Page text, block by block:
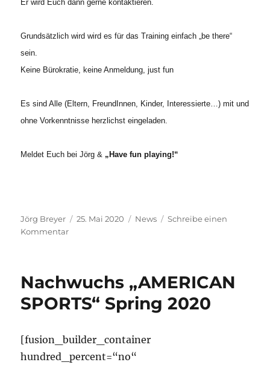
Er wird Euch dann gerne kontaktieren.
Grundsätzlich wird wird es für das Training einfach „be there“
sein.
Keine Bürokratie, keine Anmeldung, just fun
Es sind Alle (Eltern, FreundInnen, Kinder, Interessierte…) mit und
ohne Vorkenntnisse herzlichst eingeladen.
Meldet Euch bei Jörg & „Have fun playing!“
Autor
Jörg Breyer
Veröffentlicht
25. Mai 2020 Kategorien
News
Schreibe einen
Kommentarzu
für
Interessierten
Nachwuchs „AMERICAN
SPORTS“ Spring 2020
[fusion_builder_container
hundred_percent=“no“